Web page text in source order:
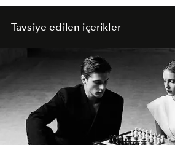
Tavsiye edilen içerikler